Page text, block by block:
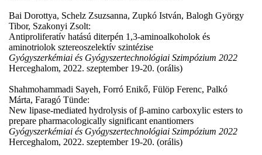
Bai Dorottya, Schelz Zsuzsanna, Zupkó István, Balogh György
Tibor, Szakonyi Zsolt:
Antiproliferatív hatású diterpén 1,3-aminoalkoholok és
aminotriolok sztereoszelektív szintézise
Gyógyszerkémiai és Gyógyszertechnológiai Szimpózium 2022
Herceghalom, 2022. szeptember 19-20. (orális)
Shahmohammadi Sayeh, Forró Enikő, Fülöp Ferenc, Palkó
Márta, Faragó Tünde:
New lipase-mediated hydrolysis of β-amino carboxylic esters to
prepare pharmacologically significant enantiomers
Gyógyszerkémiai és Gyógyszertechnológiai Szimpózium 2022
Herceghalom, 2022. szeptember 19-20. (orális)